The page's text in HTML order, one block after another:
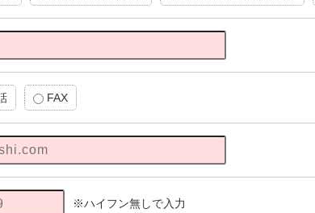
FAX
※ハイフン無しで入力